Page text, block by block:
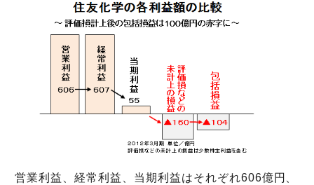
営業利益、経常利益、当期利益はそれぞれ606億円、